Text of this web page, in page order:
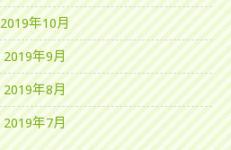
2019年10月
2019年9月
2019年8月
2019年7月